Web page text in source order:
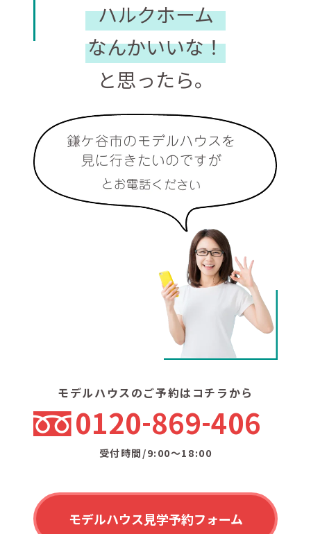
ハルクホーム
なんかいいな！
と思ったら。
モデルハウスのご予約はコチラから
0120 869 406
受付時間/9:00〜18:00
モデルハウス見学予約フォーム